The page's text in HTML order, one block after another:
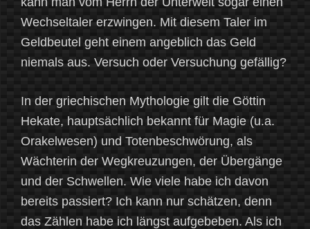
Wechseltaler erzwingen. Mit diesem Taler im
Geldbeutel geht einem angeblich das Geld
niemals aus. Versuch oder Versuchung gefällig?
In der griechischen Mythologie gilt die Göttin
Hekate, hauptsächlich bekannt für Magie (u.a.
Orakelwesen) und Totenbeschwörung, als
Wächterin der Wegkreuzungen, der Übergänge
und der Schwellen. Wie viele habe ich davon
bereits passiert? Ich kann nur schätzen, denn
das Zählen habe ich längst aufgebeben. Als ich